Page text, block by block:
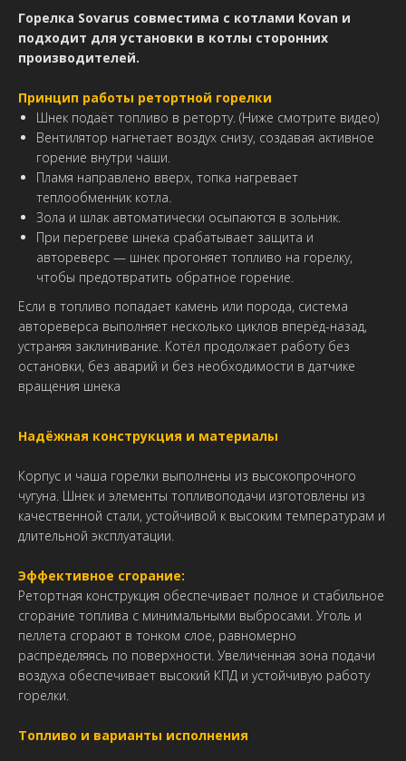
Горелка Sovarus совместима с котлами Kovan и
подходит для установки в котлы сторонних
производителей.
Принцип работы ретортной горелки
Шнек подаёт топливо в реторту. (Ниже смотрите видео)
Вентилятор нагнетает воздух снизу, создавая активное
горение внутри чаши.
Пламя направлено вверх, топка нагревает
теплообменник котла.
Зола и шлак автоматически осыпаются в зольник.
При перегреве шнека срабатывает защита и
автореверс — шнек прогоняет топливо на горелку,
чтобы предотвратить обратное горение.
Если в топливо попадает камень или порода, система
автореверса выполняет несколько циклов вперёд-назад,
устраняя заклинивание. Котёл продолжает работу без
остановки, без аварий и без необходимости в датчике
вращения шнека
Надёжная конструкция и материалы
Корпус и чаша горелки выполнены из высокопрочного
чугуна. Шнек и элементы топливоподачи изготовлены из
качественной стали, устойчивой к высоким температурам и
длительной эксплуатации.
Эффективное сгорание:
Ретортная конструкция обеспечивает полное и стабильное
сгорание топлива с минимальными выбросами. Уголь и
пеллета сгорают в тонком слое, равномерно
распределяясь по поверхности. Увеличенная зона подачи
воздуха обеспечивает высокий КПД и устойчивую работу
горелки.
Топливо и варианты исполнения